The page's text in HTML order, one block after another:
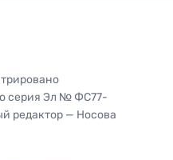
серия Эл № ФС77-
редактор — Носова